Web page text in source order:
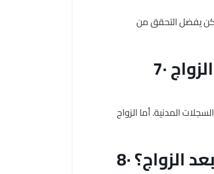
يفضل التحقق من
7· هل هناك اختلاف بين الزواج المدني والزواج
المدنية. أما الزواج
الزواج؟